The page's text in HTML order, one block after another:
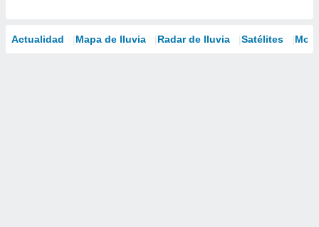
Actualidad Mapa de lluvia Radar de lluvia Satélites